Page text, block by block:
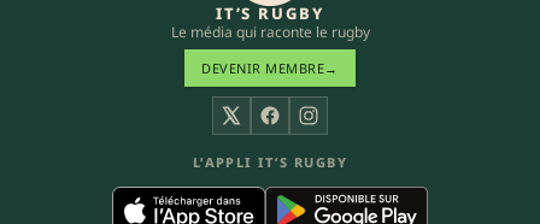
IT’S RUGBY
Le média qui raconte le rugby
DEVENIR MEMBRE→
X FacebookInstagram
L’APPLI IT’S RUGBY